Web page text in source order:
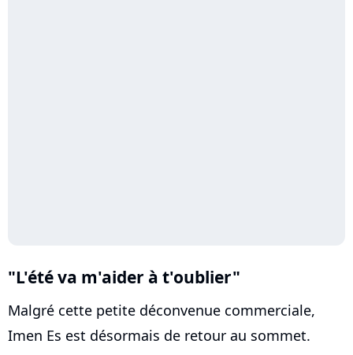
"L'été va m'aider à t'oublier"
Malgré cette petite déconvenue commerciale,
Imen Es est désormais de retour au sommet.